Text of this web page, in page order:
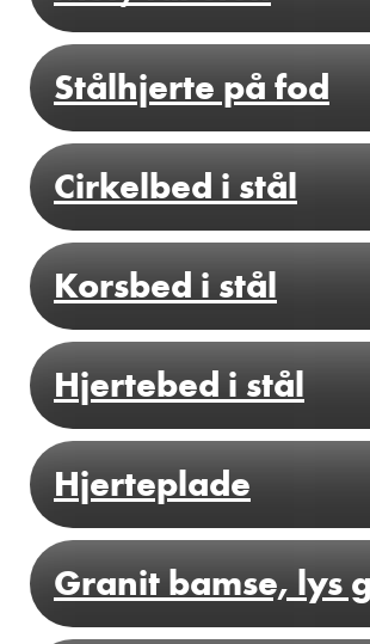
SE MERE
SE MERE
SE MERE
Stålhjerte på fod
SE MERE
Cirkelbed i stål
Korsbed i stål
Hjertebed i stål
Hjerteplade
Granit bamse, lys